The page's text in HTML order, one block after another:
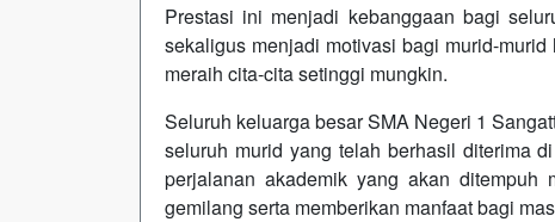
Prestasi ini menjadi kebanggaan bagi
sekaligus menjadi motivasi bagi murid-
meraih cita-cita setinggi mungkin.
Seluruh keluarga besar SMA Negeri 1
seluruh murid yang telah berhasil diterima
perjalanan akademik yang akan
gemilang serta memberikan manfaat bagi